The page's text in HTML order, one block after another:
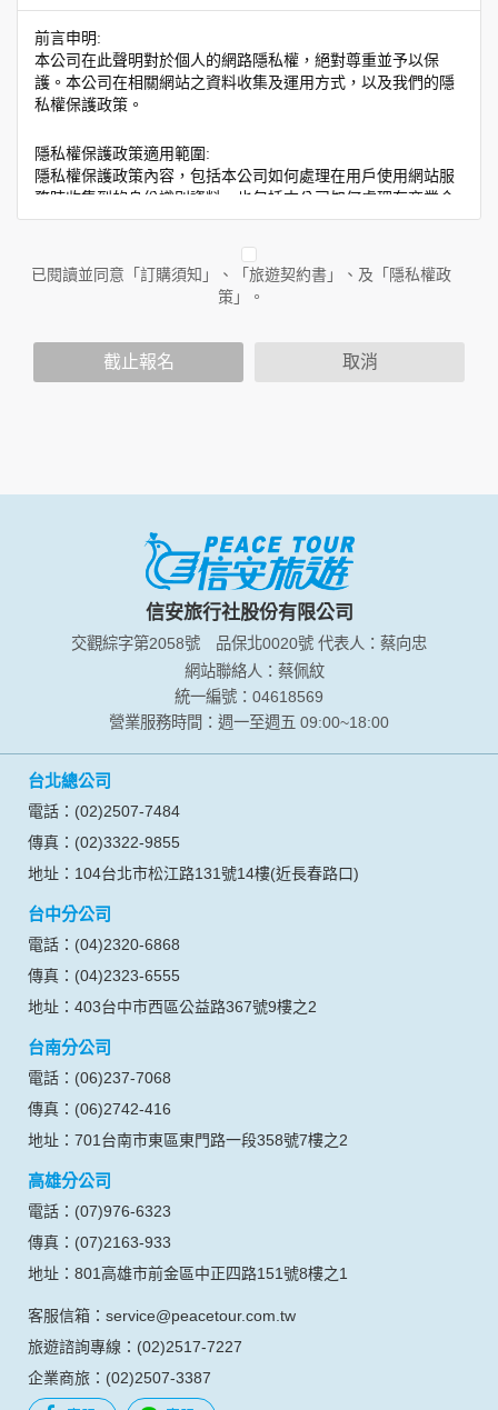
前言申明:
本公司在此聲明對於個人的網路隱私權，絕對尊重並予以保
護。本公司在相關網站之資料收集及運用方式，以及我們的隱
私權保護政策。
隱私權保護政策適用範圍:
隱私權保護政策內容，包括本公司如何處理在用戶使用網站服
務時收集到的身份識別資料，也包括本公司如何處理在商業合
作與本公司合作時分享的任何身份識別資料。隱私權保護政策
人員。例如您透過本公司旗下網站上的廣告廠商連結，這些置
放連結的廠商也可能蒐集您個人的資料。對於您主動提供的個
人資訊，這些廣告廠商或連結網站有其個別的隱私權保護政
您個人在本網站上的聊天室或討論區中任意公開個人資料的行
個人的資料，其範圍如下：
您所提供的姓名、電子郵件地址、聯絡方式及使用時間等。
於一般瀏覽時，伺服器會自行記錄相關行徑，包括您使用連線
設備的 IP 位址、使用時間、使用的瀏覽器、瀏覽及點選資料記
錄等，做為我們增進網站服務的參考依據，此記錄為內部應
用，決不對外公布。
為提供精確的服務，我們會將收集的問卷調查內容進行統計與
分析，分析結果之統計數據或說明文字呈現，除供內部研究
外，我們會視需要公佈統計數據及說明文字，但不涉及特定個
人之資料。
的個人資料揭露予第三人或使用於蒐集目的以外之其他用途。
在您於本網站註冊帳號、使用本網站相關產品、服務、活動或
贈獎時，本網站會收集您的個人識別資料，本網站也可以從商
業夥伴處取得個人資料。
當客戶在本網站註冊時，我們會取得您的姓名、電話、住址、
身份證字號、電子郵件、出生日期、性別、行業等相關資料，
料。註冊時，本網站取得您的姓名、電話、住址、身份證字
號、電子郵件、出生日期、性別、行業等相關資料，當您註冊
成功，並登入使用我們的服務後，本網站即取得您的資料。
其他除了上述，會保留您在上網瀏覽或查詢時，伺服器自行產
生的相關記錄，包括您使用連線設備的 IP 位址、使用時間、使
的瀏覽器予以標示，歸納使用者瀏覽器在本網站內部所瀏覽的
網頁，除非您願意告知您的個人資料，否則本網站不會也無法
將此項記錄和您對應。請您注意，在本網站網刊登廣告之廠
商，或與連結本網站，也可能蒐集您個人的資料。對於您主動
提供的個人資訊，這些廣告廠商、或連結網站有其個別的私權
公司不負任何連帶責任。
本網站將在事前或註冊登錄取得您的同意後，傳送商業性資料
或電子郵件給您。本公司除了在該資料或電子郵件上註明是由
本公司發送，也會在該資料或電子郵件上提供您能隨時停止接
收這些資料或電子郵件的方法及說明。
資料使用:
本公司不會向任何人出售或出借您的個人識別資料。
資料：
已閱讀並同意「訂購須知」、「旅遊契約書」、及「隱私權政
策」。
截止報名 取消
信安旅行社股份有限公司
交觀綜字第2058號 品保北0020號 代表人：蔡向忠
網站聯絡人：蔡佩紋
統一編號：04618569
營業服務時間：週一至週五 09:00~18:00
台北總公司
電話：(02)2507-7484
傳真：(02)3322-9855
地址：104台北市松江路131號14樓(近長春路口)
台中分公司
電話：(04)2320-6868
傳真：(04)2323-6555
地址：403台中市西區公益路367號9樓之2
台南分公司
電話：(06)237-7068
傳真：(06)2742-416
地址：701台南市東區東門路一段358號7樓之2
高雄分公司
電話：(07)976-6323
傳真：(07)2163-933
地址：801高雄市前金區中正四路151號8樓之1
客服信箱：service@peacetour.com.tw
旅遊諮詢專線：(02)2517-7227
企業商旅：(02)2507-3387